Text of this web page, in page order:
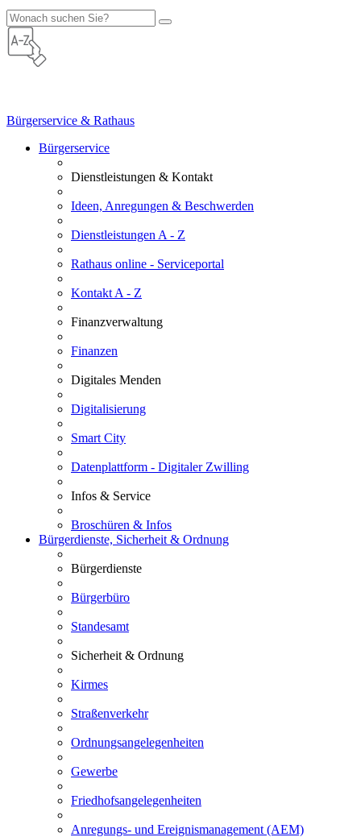
Bürgerservice & Rathaus
Bürgerservice
Dienstleistungen & Kontakt
Ideen, Anregungen & Beschwerden
Dienstleistungen A - Z
Rathaus online - Serviceportal
Kontakt A - Z
Finanzverwaltung
Finanzen
Digitales Menden
Digitalisierung
Smart City
Datenplattform - Digitaler Zwilling
Infos & Service
Broschüren & Infos
Bürgerdienste, Sicherheit & Ordnung
Bürgerdienste
Bürgerbüro
Standesamt
Sicherheit & Ordnung
Kirmes
Straßenverkehr
Ordnungsangelegenheiten
Gewerbe
Friedhofsangelegenheiten
Anregungs- und Ereignismanagement (AEM)